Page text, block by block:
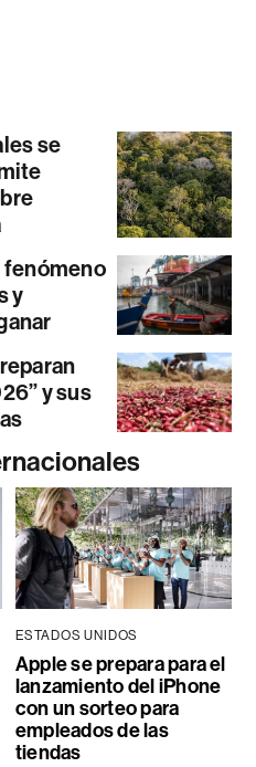
se
fenómeno
y
y sus
ESTADOS UNIDOS
Apple se prepara para el
lanzamiento del iPhone
con un sorteo para
empleados de las
tiendas